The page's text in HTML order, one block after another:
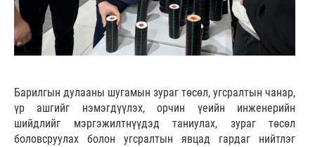
Барилгын дулааны шугамын зураг төсөл, угсралтын чанар,
үр ашгийг нэмэгдүүлэх, орчин үеийн инженерийн
шийдлийг мэргэжилтнүүдэд таниулах, зураг төсөл
боловсруулах болон угсралтын явцад гардаг нийтлэг